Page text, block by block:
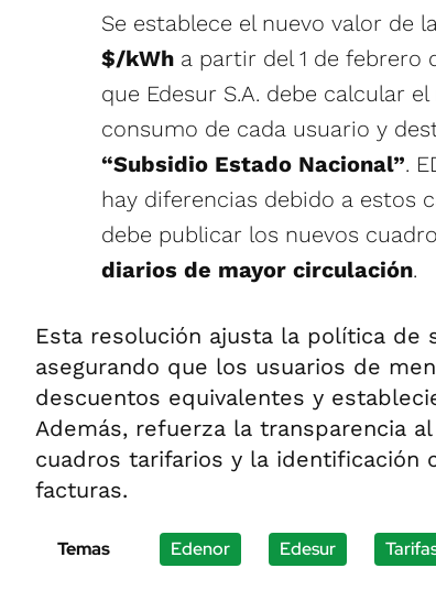
Se establece el nuevo valor de
$/kWh a partir del 1 de febrero
que Edesur S.A. debe calcular
consumo de cada usuario y
“Subsidio Estado Nacional”.
hay diferencias debido a estos
debe publicar los nuevos
diarios de mayor circulación.
Esta resolución ajusta la política de
asegurando que los usuarios de
descuentos equivalentes y
Además, refuerza la transparencia
cuadros tarifarios y la identificación
facturas.
Temas Edenor Edesur